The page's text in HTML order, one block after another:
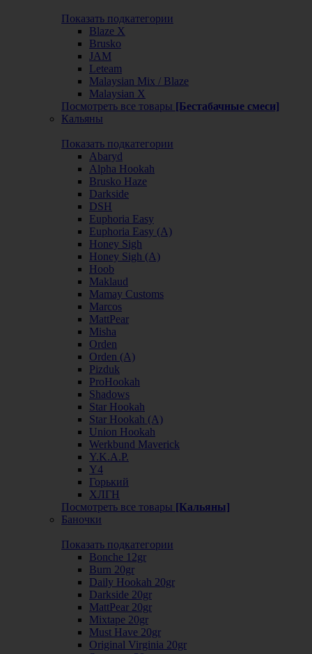
Показать подкатегории
Blaze X
Brusko
JAM
Leteam
Malaysian Mix / Blaze
Malaysian X
Посмотреть все товары [Бестабачные смеси]
Кальяны
Показать подкатегории
Abaryd
Alpha Hookah
Brusko Haze
Darkside
DSH
Euphoria Easy
Euphoria Easy (А)
Honey Sigh
Honey Sigh (А)
Hoob
Maklaud
Mamay Customs
Marcos
MattPear
Misha
Orden
Orden (А)
Pizduk
ProHookah
Shadows
Star Hookah
Star Hookah (А)
Union Hookah
Werkbund Maverick
Y.K.A.P.
Y4
Горький
ХЛГН
Посмотреть все товары [Кальяны]
Баночки
Показать подкатегории
Bonche 12gr
Burn 20gr
Daily Hookah 20gr
Darkside 20gr
MattPear 20gr
Mixtape 20gr
Must Have 20gr
Original Virginia 20gr